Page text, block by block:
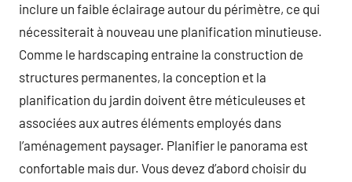
inclure un faible éclairage autour du périmètre, ce qui
nécessiterait à nouveau une planification minutieuse.
Comme le hardscaping entraine la construction de
structures permanentes, la conception et la
planification du jardin doivent être méticuleuses et
associées aux autres éléments employés dans
l’aménagement paysager. Planifier le panorama est
confortable mais dur. Vous devez d’abord choisir du